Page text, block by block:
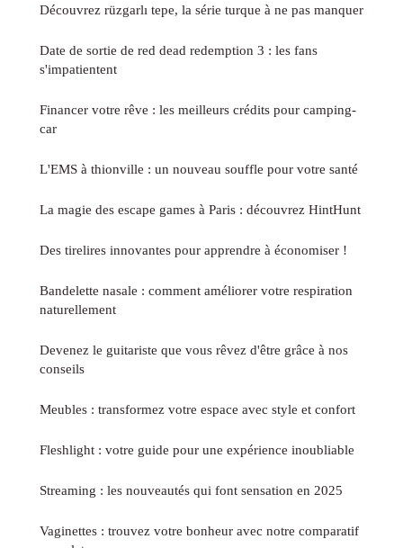
Découvrez rüzgarlı tepe, la série turque à ne pas manquer
Date de sortie de red dead redemption 3 : les fans
s'impatientent
Financer votre rêve : les meilleurs crédits pour camping-
car
L'EMS à thionville : un nouveau souffle pour votre santé
La magie des escape games à Paris : découvrez HintHunt
Des tirelires innovantes pour apprendre à économiser !
Bandelette nasale : comment améliorer votre respiration
naturellement
Devenez le guitariste que vous rêvez d'être grâce à nos
conseils
Meubles : transformez votre espace avec style et confort
Fleshlight : votre guide pour une expérience inoubliable
Streaming : les nouveautés qui font sensation en 2025
Vaginettes : trouvez votre bonheur avec notre comparatif